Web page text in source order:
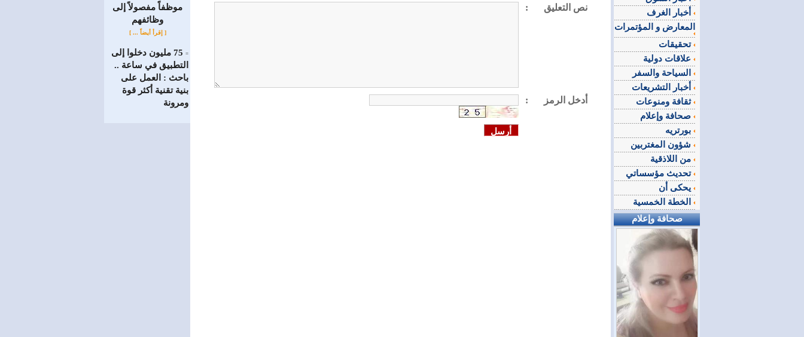
موظفاً مفصولاً إلى
‏وظائفهم
[ إقرأ أيضاً ... ]
=
75 مليون دخلوا إلى
التطبيق في ساعة ..
باحث : العمل على
بنية تقنية أكثر قوة
ومرونة
:
نص التعليق
: أدخل الرمز
المعارض و المؤتمرات
تحقيقات
ثقافة ومنوعات
تحديث مؤسساتي
صحافة وإعلام